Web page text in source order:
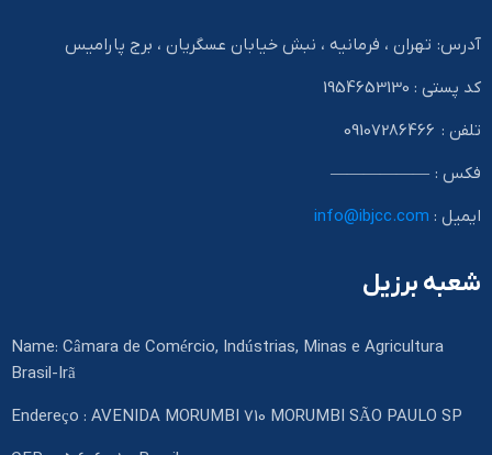
آدرس: تهران ، فرمانیه ، نبش خیابان عسگریان ، برج پارامیس
کد پستی : 1954653130
تلفن : 09107286466
فکس : ——————
ایمیل : info@ibjcc.com
شعبه برزیل
Name: Câmara de Comércio, Indústrias, Minas e Agricultura
Brasil-Irã
Endereço : AVENIDA MORUMBI 710 MORUMBI SÃO PAULO SP